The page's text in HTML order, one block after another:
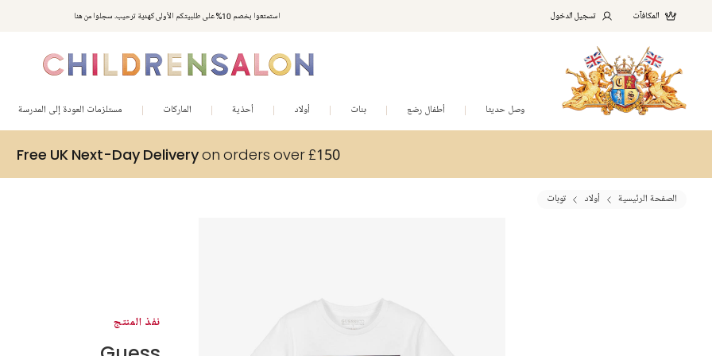
استمتعوا بخصم 10% على طلبيتكم الأولى كهدية ترحيب. سجلوا من هنا المكافآت تسجيل الدخول
وصل حديثا أطفال رضع بنات أولاد أحذية الماركات مستلزمات العودة إلى المدرسة
Free UK Next-Day Deliveryon orders over £150
الصفحة الرئيسية أولاد توبات
نفذ المنتج